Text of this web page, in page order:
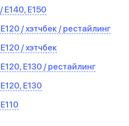
E140, E150
/ хэтчбек / рестайлинг
/ хэтчбек
E130 / рестайлинг
E130